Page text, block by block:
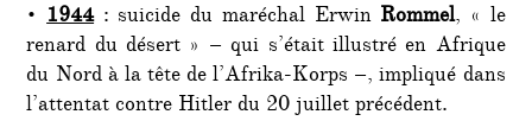
•1944 : suicide du maréchal Erwin Rommel, « le
renard du désert » – qui s’était illustré en Afrique
du Nord à la tête de l’Afrika-Korps –, impliqué dans
l’attentat contre Hitler du 20 juillet précédent.